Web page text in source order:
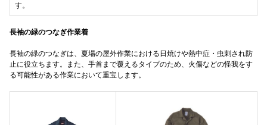
す。
長袖の緑のつなぎ作業着
長袖の緑のつなぎは、夏場の屋外作業における日焼けや熱中症・虫刺され防
止に役立ちます。また、手首まで覆えるタイプのため、火傷などの怪我をす
る可能性がある作業において重宝します。